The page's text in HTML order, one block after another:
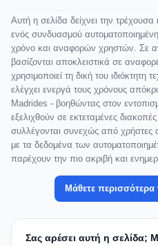
Αυτή η σελίδα δείχνει την
ενός συνδυασμού
χρόνο και αναφορών χρηστών. Σε
βασίζονται αποκλειστικά σε
χρησιμοποιεί τη δική του ιδιόκτητη
ελέγχει ενεργά τους χρόνους
Madrides - βοηθώντας στον
εξελιχθούν σε εκτεταμένες
συλλέγονται συνεχώς από χρήστες
με τα δεδομένα των
παρέχουν την πιο ακριβή και
Μάθετε περισσότερα
Σας αρέσει αυτή η σελίδα;